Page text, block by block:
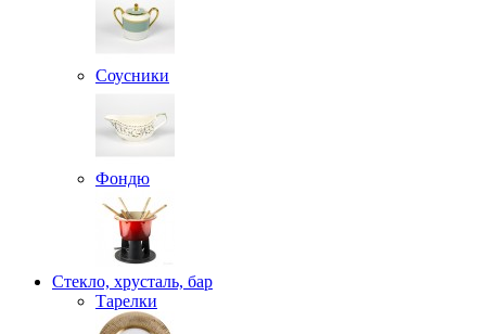
Соусники
Фондю
Стекло, хрусталь, бар
Тарелки